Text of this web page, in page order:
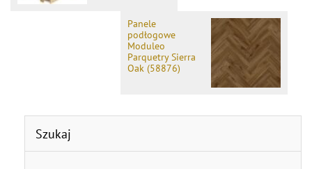
Panele
podłogowe
Moduleo
Parquetry Sierra
Oak (58876)
Szukaj